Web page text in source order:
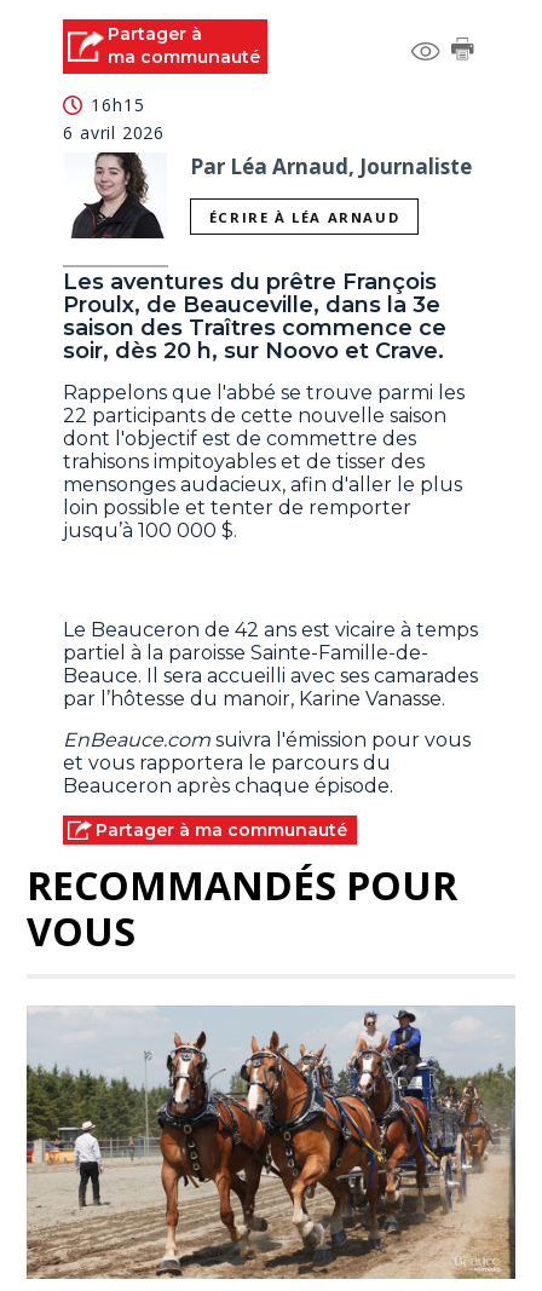
Partager à
ma communauté
16h15
6 avril 2026
Par Léa Arnaud, Journaliste
ÉCRIRE À LÉA ARNAUD
Les aventures du prêtre François
Proulx, de Beauceville, dans la 3e
saison des Traîtres commence ce
soir, dès 20 h, sur Noovo et Crave.
Rappelons que l'abbé se trouve parmi les
22 participants de cette nouvelle saison
dont l'objectif est de commettre des
trahisons impitoyables et de tisser des
mensonges audacieux, afin d'aller le plus
loin possible et tenter de remporter
jusqu’à 100 000 $.
Le Beauceron de 42 ans est vicaire à temps
partiel à la paroisse Sainte-Famille-de-
Beauce. Il sera accueilli avec ses camarades
par l’hôtesse du manoir, Karine Vanasse.
EnBeauce.comsuivra l'émission pour vous
et vous rapportera le parcours du
Beauceron après chaque épisode.
Partager à ma communauté
RECOMMANDÉS POUR
VOUS